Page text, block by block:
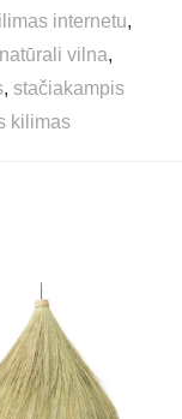
internetu,
natūrali vilna,
, stačiakampis
kilimas